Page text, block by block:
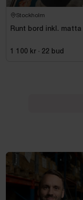
Stockholm
Runt bord inkl. matta
1 100 kr · 22 bud